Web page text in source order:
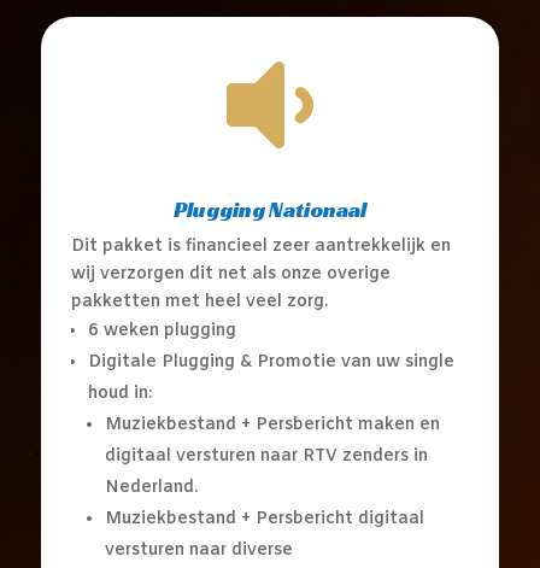

Plugging Nationaal
Dit pakket is financieel zeer aantrekkelijk en
wij verzorgen dit net als onze overige
pakketten met heel veel zorg.
6 weken plugging
Digitale Plugging & Promotie van uw single
houd in:
Muziekbestand + Persbericht maken en
digitaal versturen naar RTV zenders in
Nederland.
Muziekbestand + Persbericht digitaal
versturen naar diverse